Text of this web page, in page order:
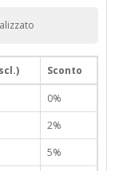
Sconto
0%
2%
5%